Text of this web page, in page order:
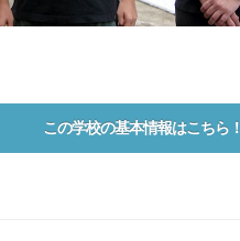
この学校の基本情報はこちら！